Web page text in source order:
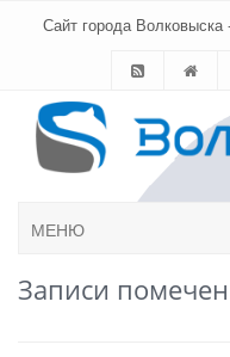
Сайт города Волковыска
МЕНЮ
Записи